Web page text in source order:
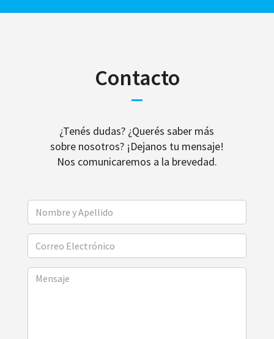
Contacto
¿Tenés dudas? ¿Querés saber más
sobre nosotros? ¡Dejanos tu mensaje!
Nos comunicaremos a la brevedad.